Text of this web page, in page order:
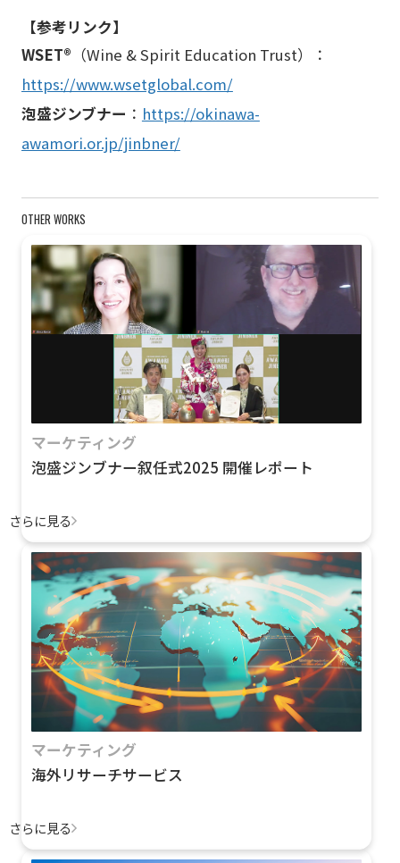
【参考リンク】
WSET® （Wine & Spirit Education Trust）：
https://www.wsetglobal.com/
泡盛ジンブナー ： https://okinawa-
awamori.or.jp/jinbner/
OTHER WORKS
マーケティング
泡盛ジンブナー叙任式2025 開催レポート
さらに見る
マーケティング
海外リサーチサービス
さらに見る